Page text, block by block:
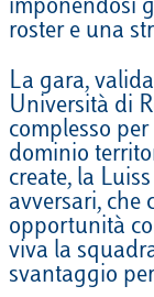
imponendosi
roster e una
La gara,
Università di
complesso
dominio
create, la
avversari, che
opportunità
viva la
svantaggio per